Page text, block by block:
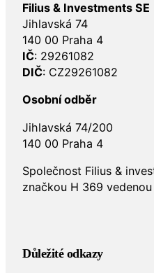
Filius & Investments SE
Jihlavská 74
140 00 Praha 4
IČ: 29261082
DIČ: CZ29261082
Osobní odběr
Jihlavská 74/200
140 00 Praha 4
Společnost Filius &
značkou H 369
Důležité odkazy